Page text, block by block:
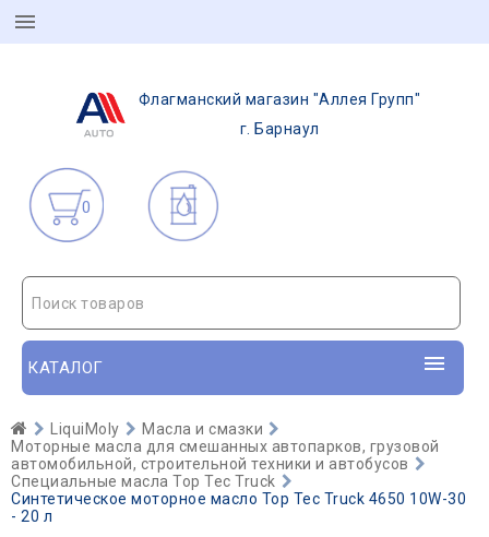
Флагманский магазин "Аллея Групп"
г. Барнаул
0
Поиск товаров
КАТАЛОГ
LiquiMoly
Масла и смазки
Моторные масла для смешанных автопарков, грузовой
автомобильной, строительной техники и автобусов
Специальные масла Top Tec Truck
Синтетическое моторное масло Top Tec Truck 4650 10W-30
- 20 л